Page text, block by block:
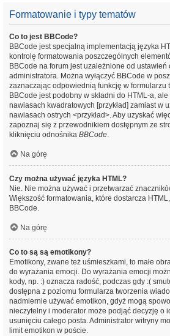
Formatowanie i typy tematów
Co to jest BBCode?
BBCode jest specjalną implementacją języka
kontrolę formatowania poszczególnych
BBCode na forum jest uzależnione od ustawień
administratora. Można wyłączyć BBCode w
zaznaczając odpowiednią funkcję w formularzu
BBCode jest podobny w składni do HTML-a,
nawiasach kwadratowych [przykład] zamiast w
nawiasach ostrych <przykład>. Aby uzyskać
zapoznaj się z przewodnikiem dostępnym ze
kliknięciu odnośnika BBCode.
Na górę
Czy można używać języka HTML?
Nie. Nie można używać i przetwarzać
Większość formatowania, które dostarcza
BBCode.
Na górę
Co to są są emotikony?
Emotikony, zwane też uśmieszkami, to małe
do wyrażania emocji. Do wyrażania emocji
kody, np. :) oznacza radość, podczas gdy :(
dostępna z poziomu formularza tworzenia
nadmiernie używać emotikon, gdyż mogą
nieczytelny i moderator może podjąć decyzję o
usunięciu całego posta. Administrator witryny
limit emotikon w poście.